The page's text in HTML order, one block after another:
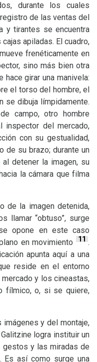
durante los cuales
de las ventas del
y tirantes se encuentra
apiladas. El cuadro,
frenéticamente en
sino más bien otra
hace girar una manivela:
el torso del hombre, el
se dibuja límpidamente.
campo, otro hombre
inspector del mercado,
con su gestualidad,
de su brazo; durante un
detener la imagen, su
la cámara que filma
de la imagen detenida,
llamar “obtuso”, surge
opone en este caso
en movimiento
11 .
apunta aquí a una
reside en el entorno
y los cineastas,
fílmico, o, si se quiere,
y del montaje,
logra instituir un
y las miradas de
Es así como surge una